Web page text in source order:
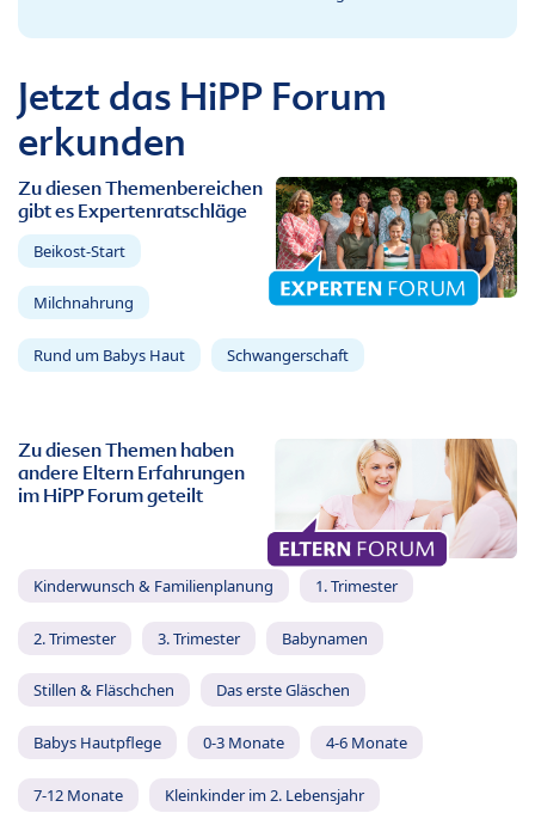
Jetzt das HiPP Forum
erkunden
Zu diesen Themenbereichen
gibt es Expertenratschläge
Beikost-Start
Milchnahrung
Rund um Babys Haut Schwangerschaft
Zu diesen Themen haben
andere Eltern Erfahrungen
im HiPP Forum geteilt
Kinderwunsch & Familienplanung 1. Trimester
2. Trimester 3. Trimester Babynamen
Stillen & Fläschchen Das erste Gläschen
Babys Hautpflege 0-3 Monate 4-6 Monate
7-12 Monate Kleinkinder im 2. Lebensjahr